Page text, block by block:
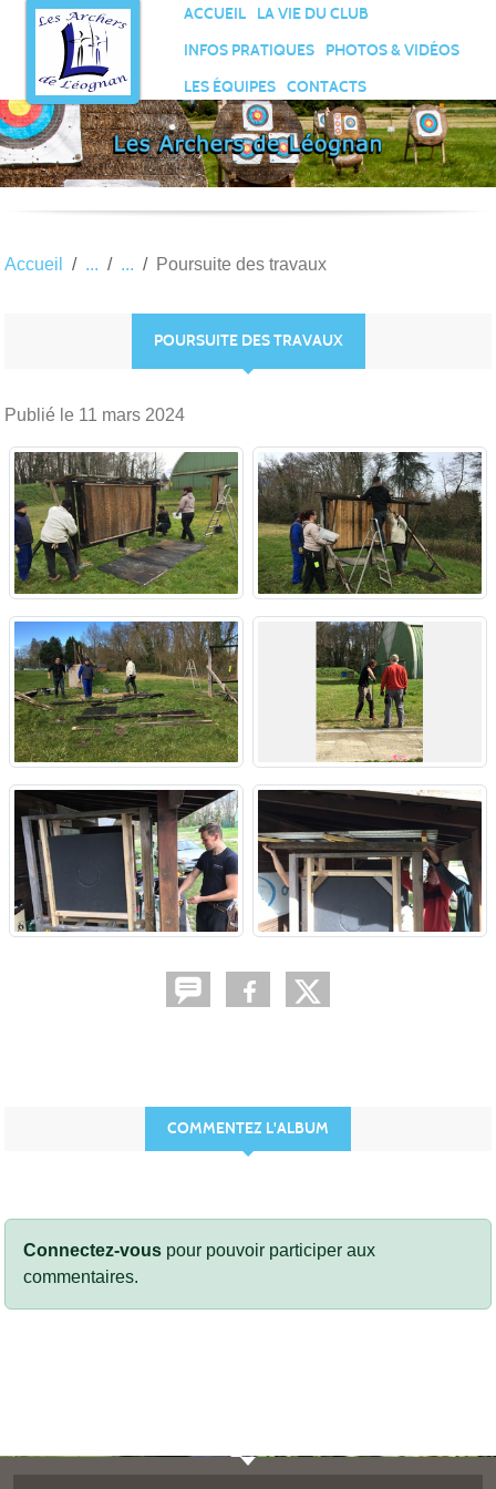
ACCUEIL
LA VIE DU CLUB
INFOS PRATIQUES
PHOTOS & VIDÉOS
LES ÉQUIPES
CONTACTS
Accueil Poursuite des travaux
POURSUITE DES TRAVAUX
Publié le 11 mars 2024
COMMENTEZ L'ALBUM
Connectez-vous pour pouvoir participer aux
commentaires.
Panneau de gestion des cookies